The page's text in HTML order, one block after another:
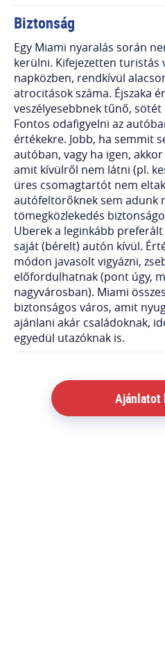
Biztonság
Egy Miami nyaralás során
kerülni. Kifejezetten turistás
napközben, rendkívül
atrocitások száma. Éjszaka
veszélyesebbnek tűnő,
Fontos odafigyelni az
értékekre. Jobb, ha semmit
autóban, vagy ha igen,
amit kívülről nem látni (pl.
üres csomagtartót nem
autófeltörőknek sem adunk
tömegközlekedés
Uberek a leginkább preferált
saját (bérelt) autón kívül.
módon javasolt vigyázni,
előfordulhatnak (pont úgy,
nagyvárosban). Miami
biztonságos város, amit
ajánlani akár családoknak,
egyedül utazóknak is.
Ajánlatot